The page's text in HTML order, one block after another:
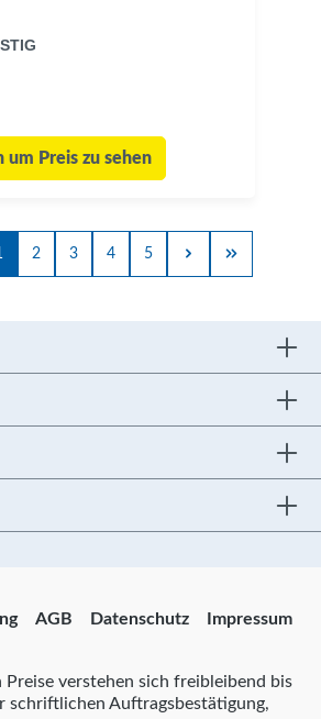
um Preis zu sehen
2 3 4 5
AGB Datenschutz Impressum
Preise verstehen sich freibleibend bis
schriftlichen Auftragsbestätigung,